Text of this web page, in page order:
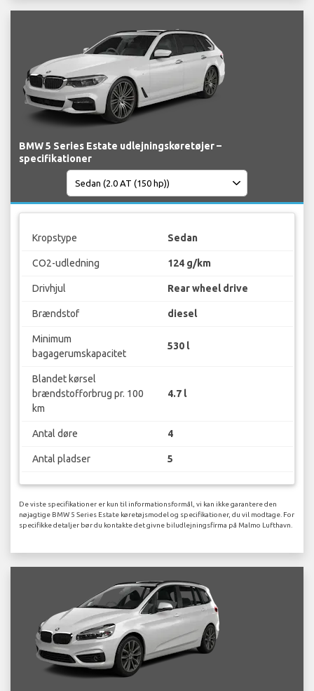
BMW 5 Series Estate udlejningskøretøjer –
specifikationer
Kropstype Sedan
CO2-udledning 124 g/km
Drivhjul Rear wheel drive
Brændstof diesel
Minimum
bagagerumskapacitet
530 l
Blandet kørsel
brændstofforbrug pr. 100
km
4.7 l
Antal døre 4
Antal pladser 5
De viste specifikationer er kun til informationsformål, vi kan ikke garantere den
nøjagtige BMW 5 Series Estate køretøjsmodel og specifikationer, du vil modtage. For
specifikke detaljer bør du kontakte det givne biludlejningsfirma på Malmo Lufthavn.